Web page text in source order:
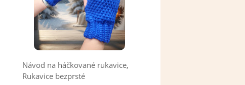
Návod na háčkované rukavice,
Rukavice bezprsté